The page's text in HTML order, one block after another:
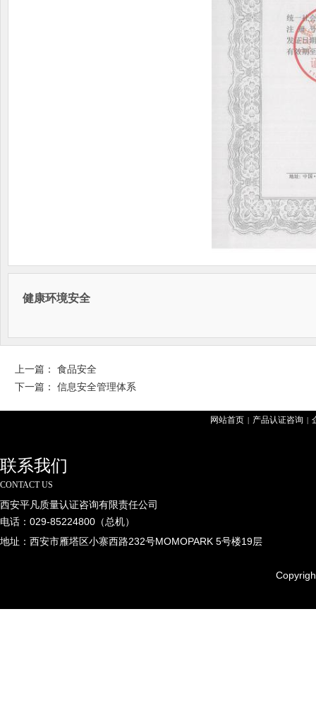
健康环境安全
上一篇： 食品安全
下一篇： 信息安全管理体系
西安平凡质量认证咨询有限责任公司
电话：029-85224800（总机）
地址：西安市雁塔区小寨西路232号MOMOPARK 5号楼19层
联系我们
CONTACT US
网站首页 | 产品认证咨询 |